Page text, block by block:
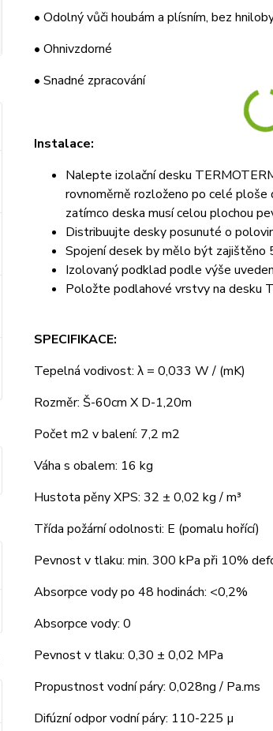
• Odolný vůči houbám a plísním, bez
• Ohnivzdorné
• Snadné zpracování
Instalace:
Nalepte izolační desku
rovnoměrně rozloženo po celé
zatímco deska musí celou plochou
Distribuujte desky posunuté o
Spojení desek by mělo být zajištěno
Izolovaný podklad podle výše
Položte podlahové vrstvy na desku
SPECIFIKACE:
Tepelná vodivost: λ = 0,033 W / (mK)
Rozměr: Š-60cm X D-1,20m
Počet m2 v balení: 7,2 m2
Váha s obalem: 16 kg
Hustota pěny XPS: 32 ± 0,02 kg / m³
Třída požární odolnosti: E (pomalu hořící)
Pevnost v tlaku: min. 300 kPa při 10%
Absorpce vody po 48 hodinách: <0,2%
Absorpce vody: 0
Pevnost v tlaku: 0,30 ± 0,02 MPa
Propustnost vodní páry: 0,028ng / Pa.ms
Difúzní odpor vodní páry: 110-225 µ